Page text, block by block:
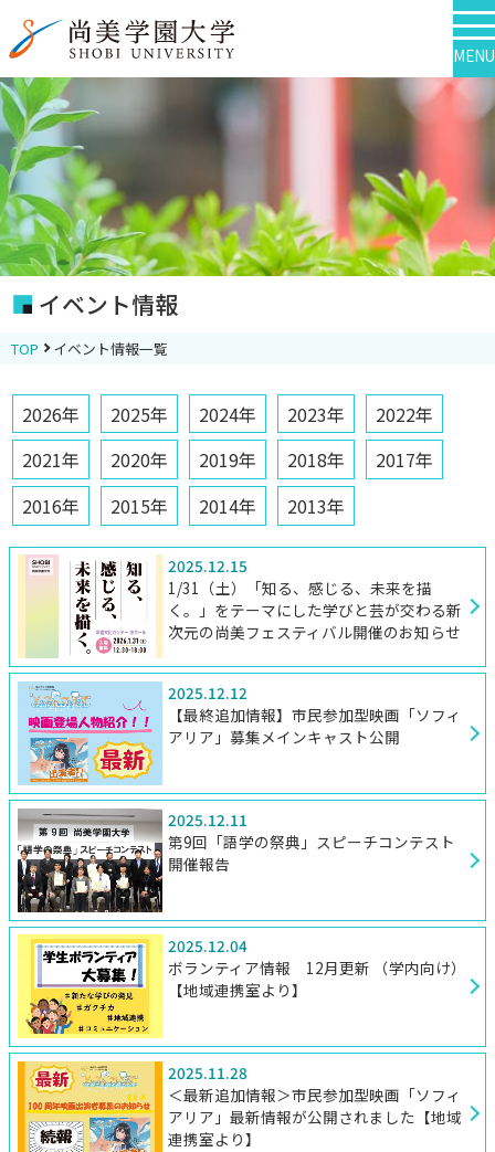
MENU
イベント情報
TOP イベント情報一覧
2026年 2025年 2024年 2023年
2022年
2021年
2020年 2019年 2018年
2017年
2016年
2015年 2014年 2013年
2025.12.15
1/31（土）「知る、感じる、未来を描
く。」をテーマにした学びと芸が交わる新
次元の尚美フェスティバル開催のお知らせ
2025.12.12
【最終追加情報】市民参加型映画「ソフィ
アリア」募集メインキャスト公開
2025.12.11
第9回「語学の祭典」スピーチコンテスト
開催報告
2025.12.04
ボランティア情報 12月更新 （学内向け）
【地域連携室より】
2025.11.28
＜最新追加情報＞市民参加型映画「ソフィ
アリア」最新情報が公開されました【地域
連携室より】